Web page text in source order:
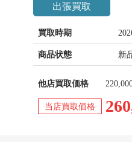
出張買取
買取時期
商品状態 新
他店買取価格
当店買取価格